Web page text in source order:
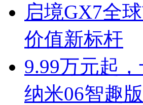
启境GX7全
价值新标杆
9.99万元起
纳米06智趣